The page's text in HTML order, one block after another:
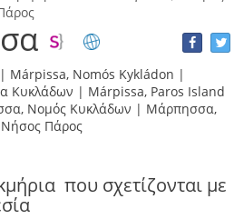
Nomós Kykládon |
Κυκλάδων | Márpissa, Paros Island
Νομός Κυκλάδων | Μάρπησσα,
Πάρος
που σχετίζονται με